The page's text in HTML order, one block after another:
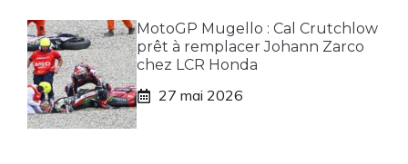
MotoGP Mugello : Cal Crutchlow
prêt à remplacer Johann Zarco
chez LCR Honda
27 mai 2026